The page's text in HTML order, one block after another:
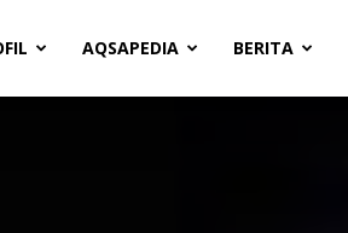
AQSAPEDIA BERITA